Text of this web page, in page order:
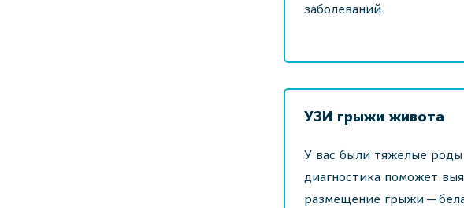
заболеваний.
УЗИ грыжи живота
У вас были тяжелые роды
диагностика поможет
размещение грыжи —